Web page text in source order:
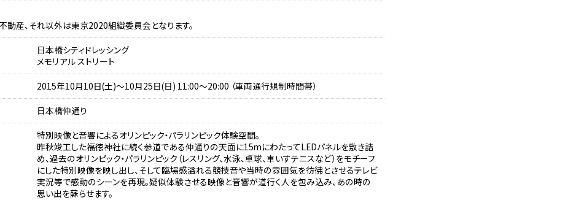
動産、それ以外は東京2020組織委員会となります。
日本橋シティドレッシング
メモリアル ストリート
2015年10月10日(土)～10月25日(日) 11:00～20:00 （車両通行規制時間帯）
日本橋仲通り
特別映像と音響によるオリンピック・パラリンピック体験空間。
昨秋竣工した福徳神社に続く参道である仲通りの天面に15mにわたってLEDパネルを敷き詰
め、過去のオリンピック・パラリンピック（レスリング、水泳、卓球、車いすテニスなど）をモチーフ
にした特別映像を映し出し、そして臨場感溢れる競技音や当時の雰囲気を彷彿とさせるテレビ
実況等で感動のシーンを再現。疑似体験させる映像と音響が道行く人を包み込み、あの時の
思い出を蘇らせます。